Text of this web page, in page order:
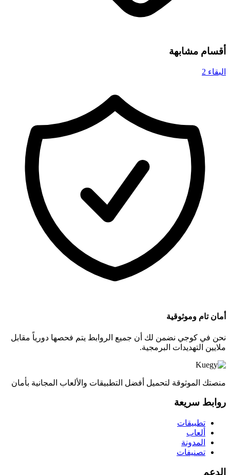
أقسام مشابهة
البقاء 2
أمان تام وموثوقية
نحن في كوجي نضمن لك أن جميع الروابط يتم فحصها دورياً مقابل
ملايين التهديدات البرمجية.
منصتك الموثوقة لتحميل أفضل التطبيقات والألعاب المجانية بأمان
روابط سريعة
تطبيقات
ألعاب
المدونة
تصنيفات
الدعم